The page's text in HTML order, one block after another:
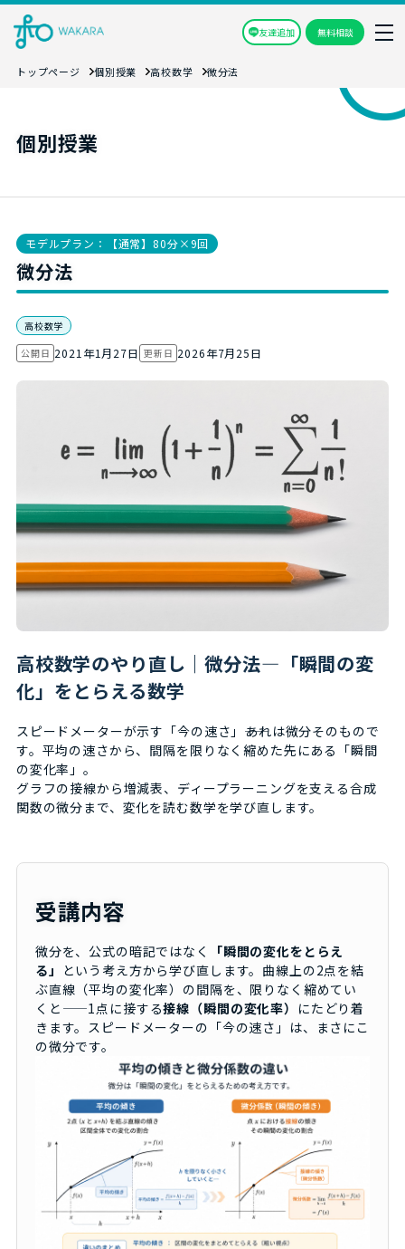
友達追加 無料相談
トップページ 個別授業 高校数学 微分法
個別授業
モデルプラン：【通常】80分×9回
微分法
高校数学
公開日 2021年1月27日 更新日 2026年7月25日
高校数学のやり直し｜微分法―「瞬間の変
化」をとらえる数学
スピードメーターが示す「今の速さ」――あれは微分そのもので
す。平均の速さから、間隔を限りなく縮めた先にある「瞬間
の変化率」。
グラフの接線から増減表、ディープラーニングを支える合成
関数の微分まで、変化を読む数学を学び直します。
受講内容
微分を、公式の暗記ではなく
「瞬間の変化をとらえ
る」 という考え方から学び直します。曲線上の2点を結
ぶ直線（平均の変化率）の間隔を、限りなく縮めてい
くと——1点に接する接線（瞬間の変化率） にたどり着
きます。スピードメーターの「今の速さ」は、まさにこ
の微分です。